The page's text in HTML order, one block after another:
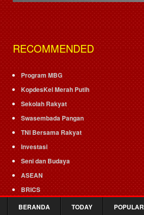
RECOMMENDED
Program MBG
KopdesKel Merah Putih
Sekolah Rakyat
Swasembada Pangan
TNI Bersama Rakyat
Investasi
Seni dan Budaya
ASEAN
BRICS
AIPA
BERANDA TODAY POPULAR